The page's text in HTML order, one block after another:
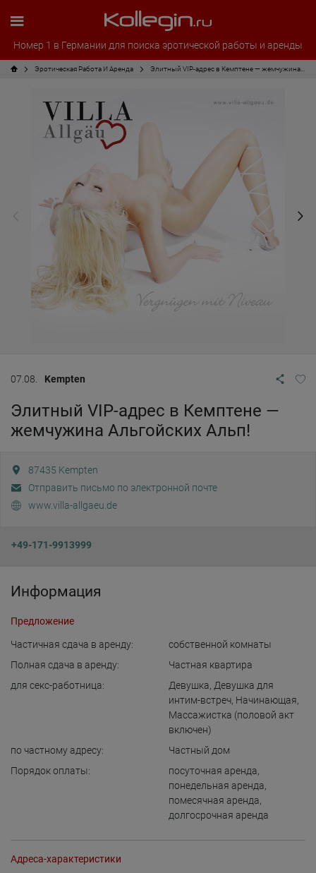
Номер 1 в Германии для поиска эротической работы и аренды
Эротическая Pабота И Аренда
07.08. Kempten
Элитный VIP-адрес в Кемптене —
жемчужина Альгойских Альп!
87435 Kempten
Отправить письмо по электронной почте
www.villa-allgaeu.de
+49-171-9913999
Информация
Предложение
Частичная сдача в аренду:
собственной комнаты
Полная сдача в аренду:
Частная квартира
для cекс-работница:
Девушка, Девушка для
интим-встреч, Начинающая,
Массажистка (половой акт
включен)
по частному адресу:
Частный дом
Порядок оплаты:
посуточная аренда,
понедельная аренда,
помесячная аренда,
долгосрочная аренда
Адреса-характеристики